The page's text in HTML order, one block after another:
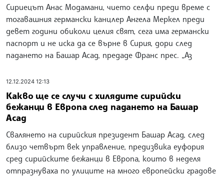
Сириецът Анас Модамани, чието селфи преди време с
тогавашния германски канцлер Ангела Меркел преди
девет години обиколи целия свят, сега има германски
паспорт и не иска да се върне в Сирия, дори след
падането на Башар Асад, предаде Франс прес. „Аз
12.12.2024 12:13
Какво ще се случи с хилядите сирийски
бежанци в Европа след падането на Башар
Асад
Свалянето на сирийския президент Башар Асад, след
близо четвърт век управление, предизвика еуфория
сред сирийските бежанци в Европа, които в неделя
отпразнуваха по улиците на много европейски градове